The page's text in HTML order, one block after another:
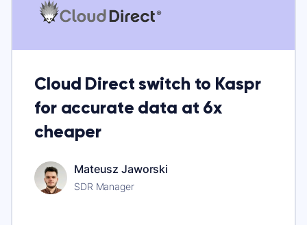
Cloud Direct switch to Kaspr
for accurate data at 6x
cheaper
Mateusz Jaworski
SDR Manager